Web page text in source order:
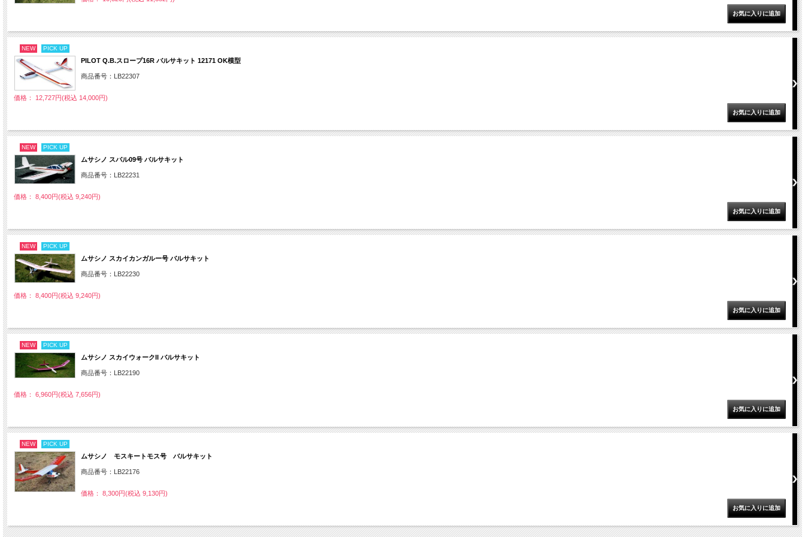
NEW PICK UP
PILOT Q.B.スロープ16R バルサキット 12171 OK模型
商品番号：LB22307
価格： 12,727円(税込 14,000円)
NEW PICK UP
ムサシノ スバル09号 バルサキット
商品番号：LB22231
価格： 8,400円(税込 9,240円)
NEW PICK UP
ムサシノ スカイカンガルー号 バルサキット
商品番号：LB22230
価格： 8,400円(税込 9,240円)
NEW PICK UP
ムサシノ スカイウォークII バルサキット
商品番号：LB22190
価格： 6,960円(税込 7,656円)
NEW PICK UP
ムサシノ モスキートモス号 バルサキット
商品番号：LB22176
価格： 8,300円(税込 9,130円)